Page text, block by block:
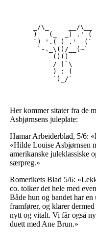
           `)_/`
Her kommer sitater fra de
Asbjørnsens juleplate:
Hamar Arbeiderblad, 5/6:
«Hilde Louise Asbjørnsen
amerikanske juleklassiske
særpreg.»
Romerikets Blad 5/6:
co. tolker det hele med
Både hun og bandet har
framfører, og klarer
nytt og vitalt. Vi får også
duett med Ane Brun.»